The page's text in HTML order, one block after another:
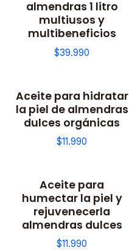
almendras 1 litro
multiusos y
multibeneficios
$39.990
Aceite para hidratar
la piel de almendras
dulces orgánicas
$11.990
Aceite para
humectar la piel y
rejuvenecerla
almendras dulces
$11.990